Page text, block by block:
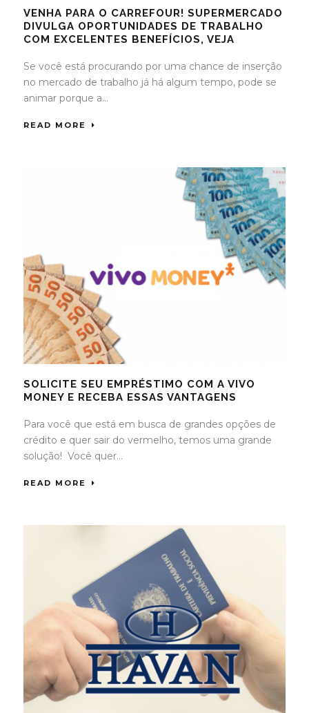
VENHA PARA O CARREFOUR! SUPERMERCADO
DIVULGA OPORTUNIDADES DE TRABALHO
COM EXCELENTES BENEFÍCIOS, VEJA
Se você está procurando por uma chance de inserção
no mercado de trabalho já há algum tempo, pode se
animar porque a...
READ MORE
SOLICITE SEU EMPRÉSTIMO COM A VIVO
MONEY E RECEBA ESSAS VANTAGENS
Para você que está em busca de grandes opções de
crédito e quer sair do vermelho, temos uma grande
solução! Você quer...
READ MORE